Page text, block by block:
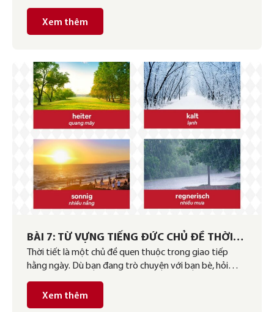
cảm giác phấn khích tột độ. Việc sử dụng chính xác các
từ này sẽ giúp bạn diễn đạt cảm xúc một cách tự nhiên
và phù hợp trong từng tình huống. […]
Xem thêm
BÀI 7: TỪ VỰNG TIẾNG ĐỨC CHỦ ĐỀ THỜI
TIẾT A1
Thời tiết là một chủ đề quen thuộc trong giao tiếp
hằng ngày. Dù bạn đang trò chuyện với bạn bè, hỏi
thăm thời tiết ở một nơi nào đó hay theo dõi dự báo
thời tiết, việc nắm vững các từ vựng và cách diễn đạt
về thời tiết bằng tiếng Đức sẽ giúp […]
Xem thêm